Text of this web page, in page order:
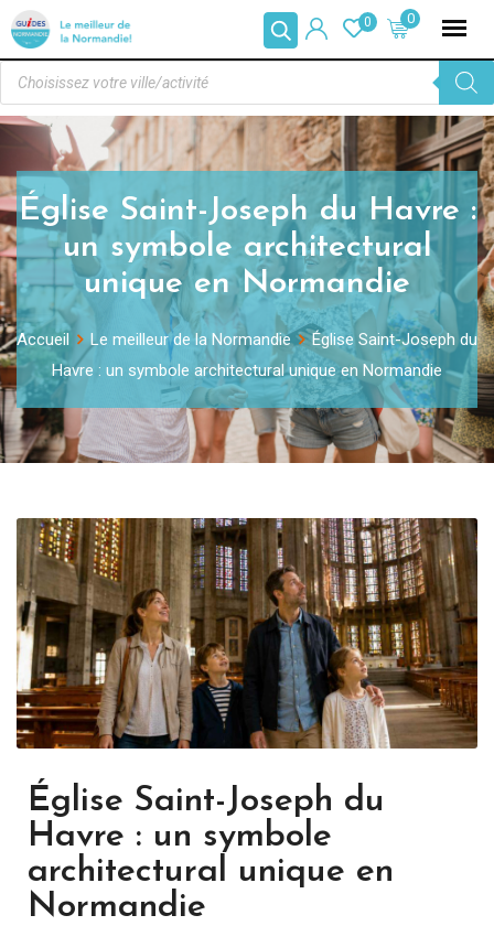
0
0
Église Saint-Joseph du Havre :
un symbole architectural
unique en Normandie
Accueil Le meilleur de la Normandie
Église Saint-Joseph du
Havre : un symbole architectural unique en Normandie
Église Saint-Joseph du
Havre : un symbole
architectural unique en
Normandie